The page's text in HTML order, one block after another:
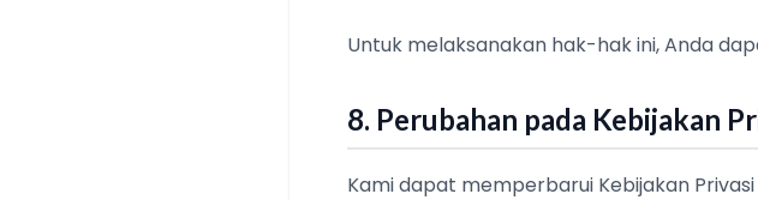
Untuk melaksanakan hak-hak ini, Anda
8. Perubahan pada Kebijakan
Kami dapat memperbarui Kebijakan